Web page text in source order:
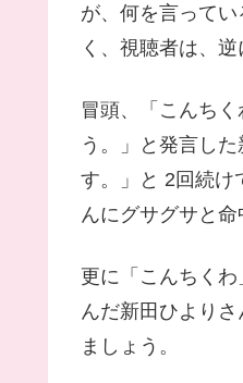
が、何を言って
く、視聴者は、
冒頭、「こんち
う。」と発言し
す。」と 2回続け
んにグサグサと
更に「こんちく
んだ新田ひより
ましょう。